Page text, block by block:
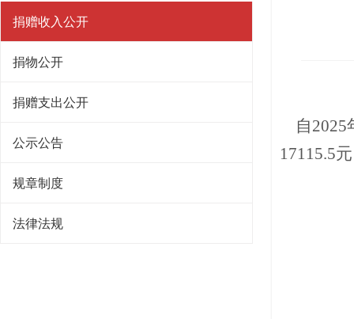
捐赠收入公开
捐物公开
捐赠支出公开
公示公告
规章制度
法律法规
自2025
17115.5